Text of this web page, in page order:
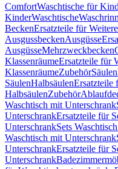
ComfortWaschtische für
KinderWaschtische
BeckenErsatzteile für
AusgussbeckenAusgüsse
AusgüsseMehrzweckbecken
KlassenräumeErsatzteile für
KlassenräumeZubehörSäulen
SäulenHalbsäulenErsatzteile
HalbsäulenZubehör
Waschtisch mit Unterschrank
UnterschrankErsatzteile für
UnterschrankSets
Waschtisch mit Unterschrank
UnterschrankErsatzteile für
Unterschrank